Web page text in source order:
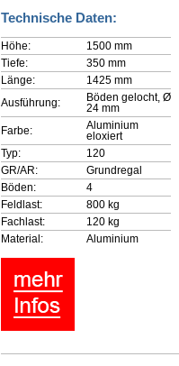
Technische Daten:
Höhe:
1500 mm
Tiefe:
350 mm
Länge:
1425 mm
Ausführung:
Böden gelocht, Ø
24 mm
Farbe:
Aluminium
eloxiert
Typ:
120
GR/AR:
Grundregal
Böden:
4
Feldlast:
800 kg
Fachlast:
120 kg
Material:
Aluminium